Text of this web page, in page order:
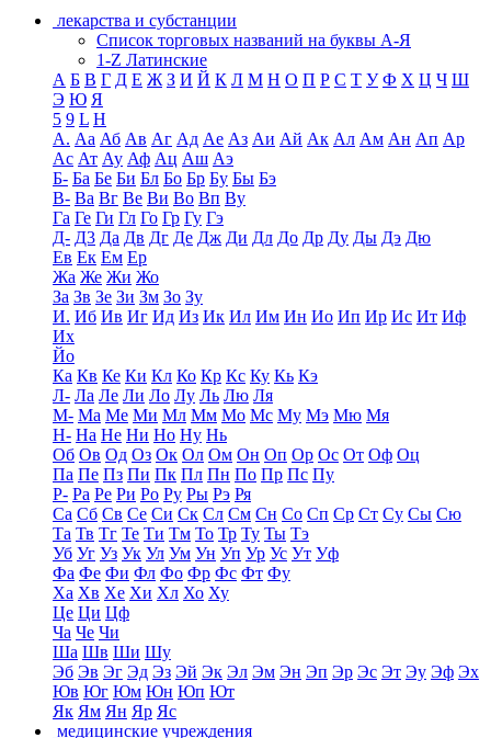
лекарства и субстанции
Список торговых названий на буквы А-Я
1-Z Латинские
А Б В Г Д Е Ж З И Й К Л М Н О П Р С Т У Ф Х Ц Ч Ш
Э Ю Я
5 9 L H
А. Аа Аб Ав Аг Ад Ае Аз Аи Ай Ак Ал Ам Ан Ап Ар
Ас Ат Ау Аф Ац Аш Аэ
Б- Ба Бе Би Бл Бо Бр Бу Бы Бэ
В- Ва Вг Ве Ви Во Вп Ву
Га Ге Ги Гл Го Гр Гу Гэ
Д- Д3 Да Дв Дг Де Дж Ди Дл До Др Ду Ды Дэ Дю
Ев Ек Ем Ер
Жа Же Жи Жо
За Зв Зе Зи Зм Зо Зу
И. Иб Ив Иг Ид Из Ик Ил Им Ин Ио Ип Ир Ис Ит Иф
Их
Йо
Ка Кв Ке Ки Кл Ко Кр Кс Ку Кь Кэ
Л- Ла Ле Ли Ло Лу Ль Лю Ля
М- Ма Ме Ми Мл Мм Мо Мс Му Мэ Мю Мя
Н- На Не Ни Но Ну Нь
Об Ов Од Оз Ок Ол Ом Он Оп Ор Ос От Оф Оц
Па Пе Пз Пи Пк Пл Пн По Пр Пс Пу
Р- Ра Ре Ри Ро Ру Ры Рэ Ря
Са Сб Св Се Си Ск Сл См Сн Со Сп Ср Ст Су Сы Сю
Та Тв Тг Те Ти Тм То Тр Ту Ты Тэ
Уб Уг Уз Ук Ул Ум Ун Уп Ур Ус Ут Уф
Фа Фе Фи Фл Фо Фр Фс Фт Фу
Ха Хв Хе Хи Хл Хо Ху
Це Ци Цф
Ча Че Чи
Ша Шв Ши Шу
Эб Эв Эг Эд Эз Эй Эк Эл Эм Эн Эп Эр Эс Эт Эу Эф Эх
Юв Юг Юм Юн Юп Ют
Як Ям Ян Яр Яс
медицинские учреждения